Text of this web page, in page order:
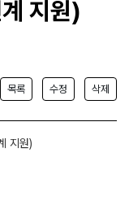
지원)
목록 수정 삭제
지원)